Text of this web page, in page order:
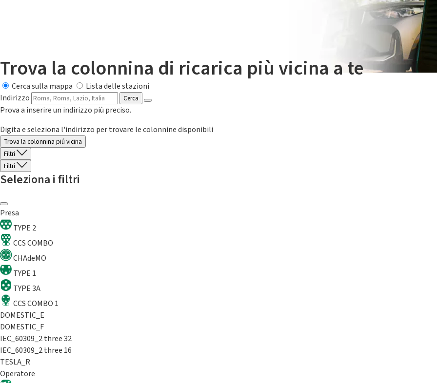
Trova la colonnina di ricarica più vicina a te
Cerca sulla mappa
Lista delle stazioni
Indirizzo
Cerca
Prova a inserire un indirizzo più preciso.
Digita e seleziona l'indirizzo per trovare le colonnine disponibili
Trova la colonnina piú vicina
Filtri
Filtri
Seleziona i filtri
Presa
TYPE 2
CCS COMBO
CHAdeMO
TYPE 1
TYPE 3A
CCS COMBO 1
DOMESTIC_E
DOMESTIC_F
IEC_60309_2 three 32
IEC_60309_2 three 16
TESLA_R
Operatore